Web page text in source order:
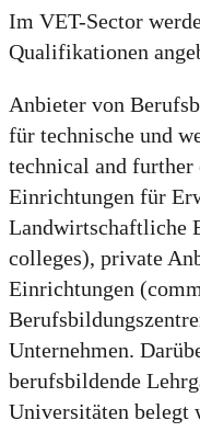
Im VET-Sector
Qualifikationen
Anbieter von
für technische und
technical and further
Einrichtungen für
Landwirtschaftliche
colleges), private
Einrichtungen
Unternehmen.
berufsbildende
Universitäten belegt